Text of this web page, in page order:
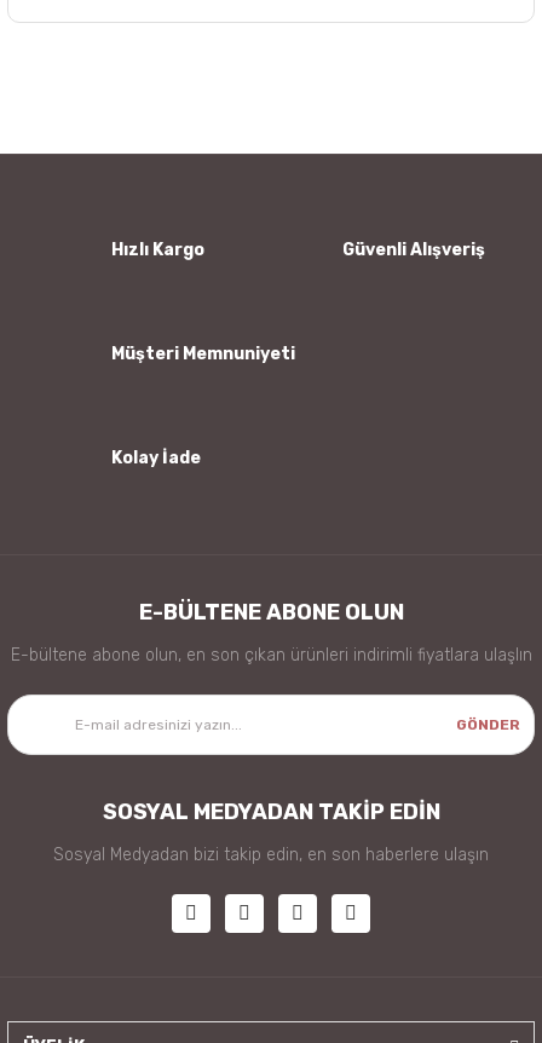
Ürün bilgilerinde hatalar bulunuyor.
Hızlı Kargo Güvenli Alışveriş
Müşteri Memnuniyeti
Kolay İade
E-BÜLTENE ABONE OLUN
E-bültene abone olun, en son çıkan ürünleri indirimli fiyatlara ulaşlın
GÖNDER
SOSYAL MEDYADAN TAKİP EDİN
Sosyal Medyadan bizi takip edin, en son haberlere ulaşın